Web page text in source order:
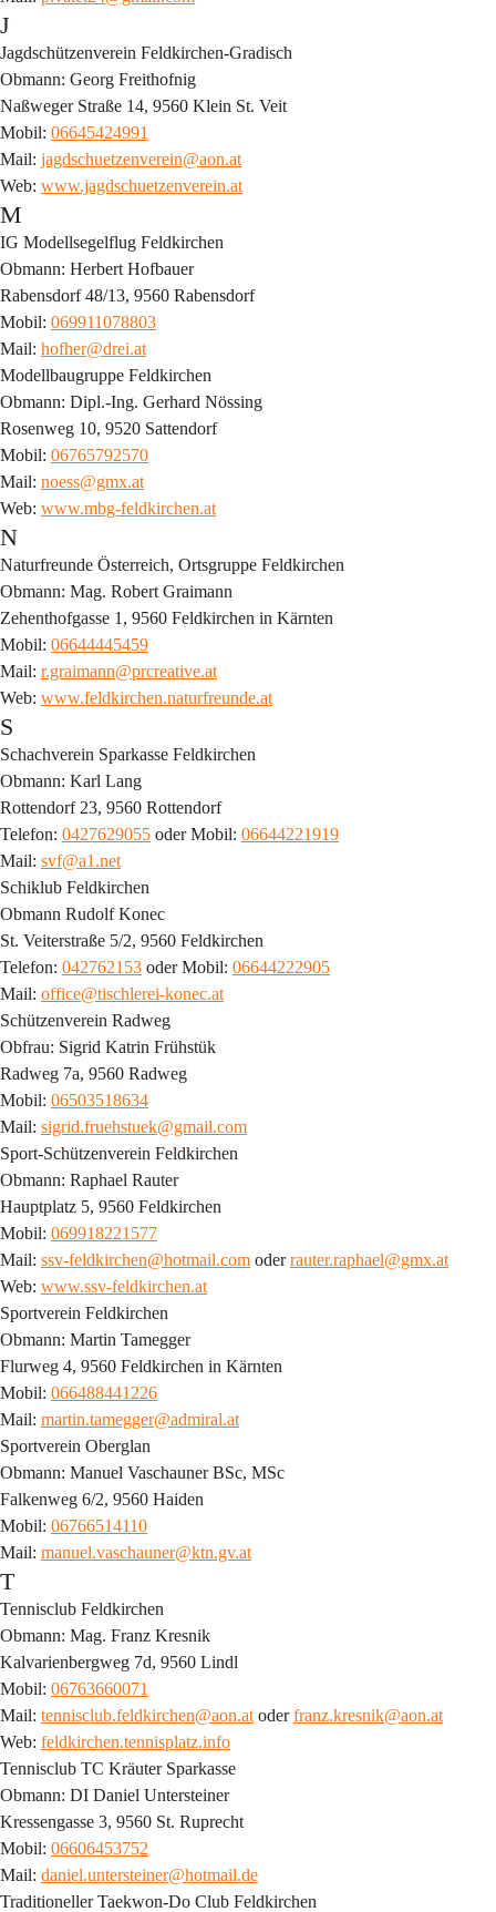
J
Jagdschützenverein Feldkirchen-Gradisch
Obmann: Georg Freithofnig
Naßweger Straße 14, 9560 Klein St. Veit
Mobil: 06645424991
Mail: jagdschuetzenverein@aon.at
Web: www.jagdschuetzenverein.at
M
IG Modellsegelflug Feldkirchen
Obmann: Herbert Hofbauer
Rabensdorf 48/13, 9560 Rabensdorf
Mobil: 069911078803
Mail: hofher@drei.at
Modellbaugruppe Feldkirchen
Obmann: Dipl.-Ing. Gerhard Nössing
Rosenweg 10, 9520 Sattendorf
Mobil: 06765792570
Mail: noess@gmx.at
Web: www.mbg-feldkirchen.at
N
Naturfreunde Österreich, Ortsgruppe Feldkirchen
Obmann: Mag. Robert Graimann
Zehenthofgasse 1, 9560 Feldkirchen in Kärnten
Mobil: 06644445459
Mail: r.graimann@prcreative.at
Web: www.feldkirchen.naturfreunde.at
S
Schachverein Sparkasse Feldkirchen
Obmann: Karl Lang
Rottendorf 23, 9560 Rottendorf
Telefon: 0427629055 oder Mobil: 06644221919
Mail: svf@a1.net
Schiklub Feldkirchen
Obmann Rudolf Konec
St. Veiterstraße 5/2, 9560 Feldkirchen
Telefon: 042762153 oder Mobil: 06644222905
Mail: office@tischlerei-konec.at
Schützenverein Radweg
Obfrau: Sigrid Katrin Frühstük
Radweg 7a, 9560 Radweg
Mobil: 06503518634
Mail: sigrid.fruehstuek@gmail.com
Sport-Schützenverein Feldkirchen
Obmann: Raphael Rauter
Hauptplatz 5, 9560 Feldkirchen
Mobil: 069918221577
Mail: ssv-feldkirchen@hotmail.com oder rauter.raphael@gmx.at
Web: www.ssv-feldkirchen.at
Sportverein Feldkirchen
Obmann: Martin Tamegger
Flurweg 4, 9560 Feldkirchen in Kärnten
Mobil: 066488441226
Mail: martin.tamegger@admiral.at
Sportverein Oberglan
Obmann: Manuel Vaschauner BSc, MSc
Falkenweg 6/2, 9560 Haiden
Mobil: 06766514110
Mail: manuel.vaschauner@ktn.gv.at
T
Tennisclub Feldkirchen
Obmann: Mag. Franz Kresnik
Kalvarienbergweg 7d, 9560 Lindl
Mobil: 06763660071
Mail: tennisclub.feldkirchen@aon.at oder franz.kresnik@aon.at
Web: feldkirchen.tennisplatz.info
Tennisclub TC Kräuter Sparkasse
Obmann: DI Daniel Untersteiner
Kressengasse 3, 9560 St. Ruprecht
Mobil: 06606453752
Mail: daniel.untersteiner@hotmail.de
Traditioneller Taekwon-Do Club Feldkirchen